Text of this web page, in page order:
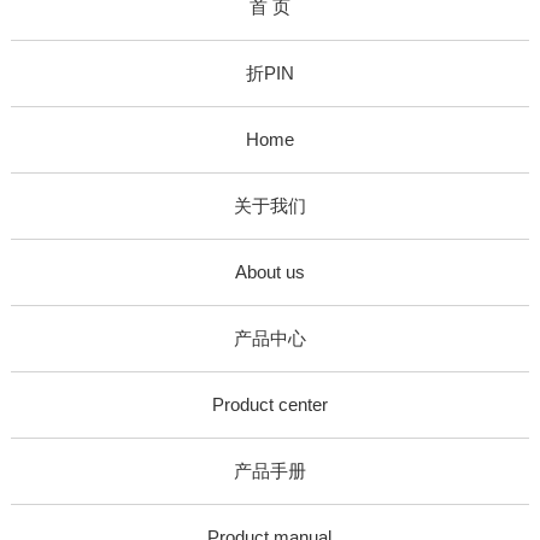
首 页
折PIN
Home
关于我们
About us
产品中心
Product center
产品手册